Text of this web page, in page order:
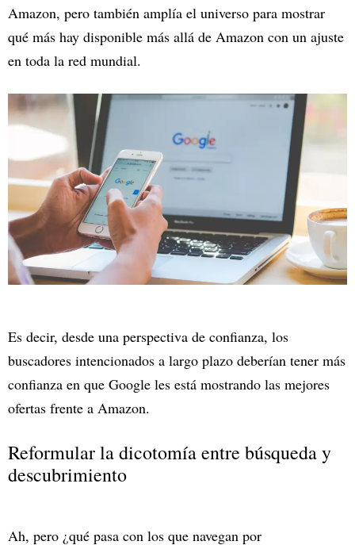
Amazon, pero también amplía el universo para mostrar
qué más hay disponible más allá de Amazon con un ajuste
en toda la red mundial.
Es decir, desde una perspectiva de confianza, los
buscadores intencionados a largo plazo deberían tener más
confianza en que Google les está mostrando las mejores
ofertas frente a Amazon.
Reformular la dicotomía entre búsqueda y
descubrimiento
Ah, pero ¿qué pasa con los que navegan por